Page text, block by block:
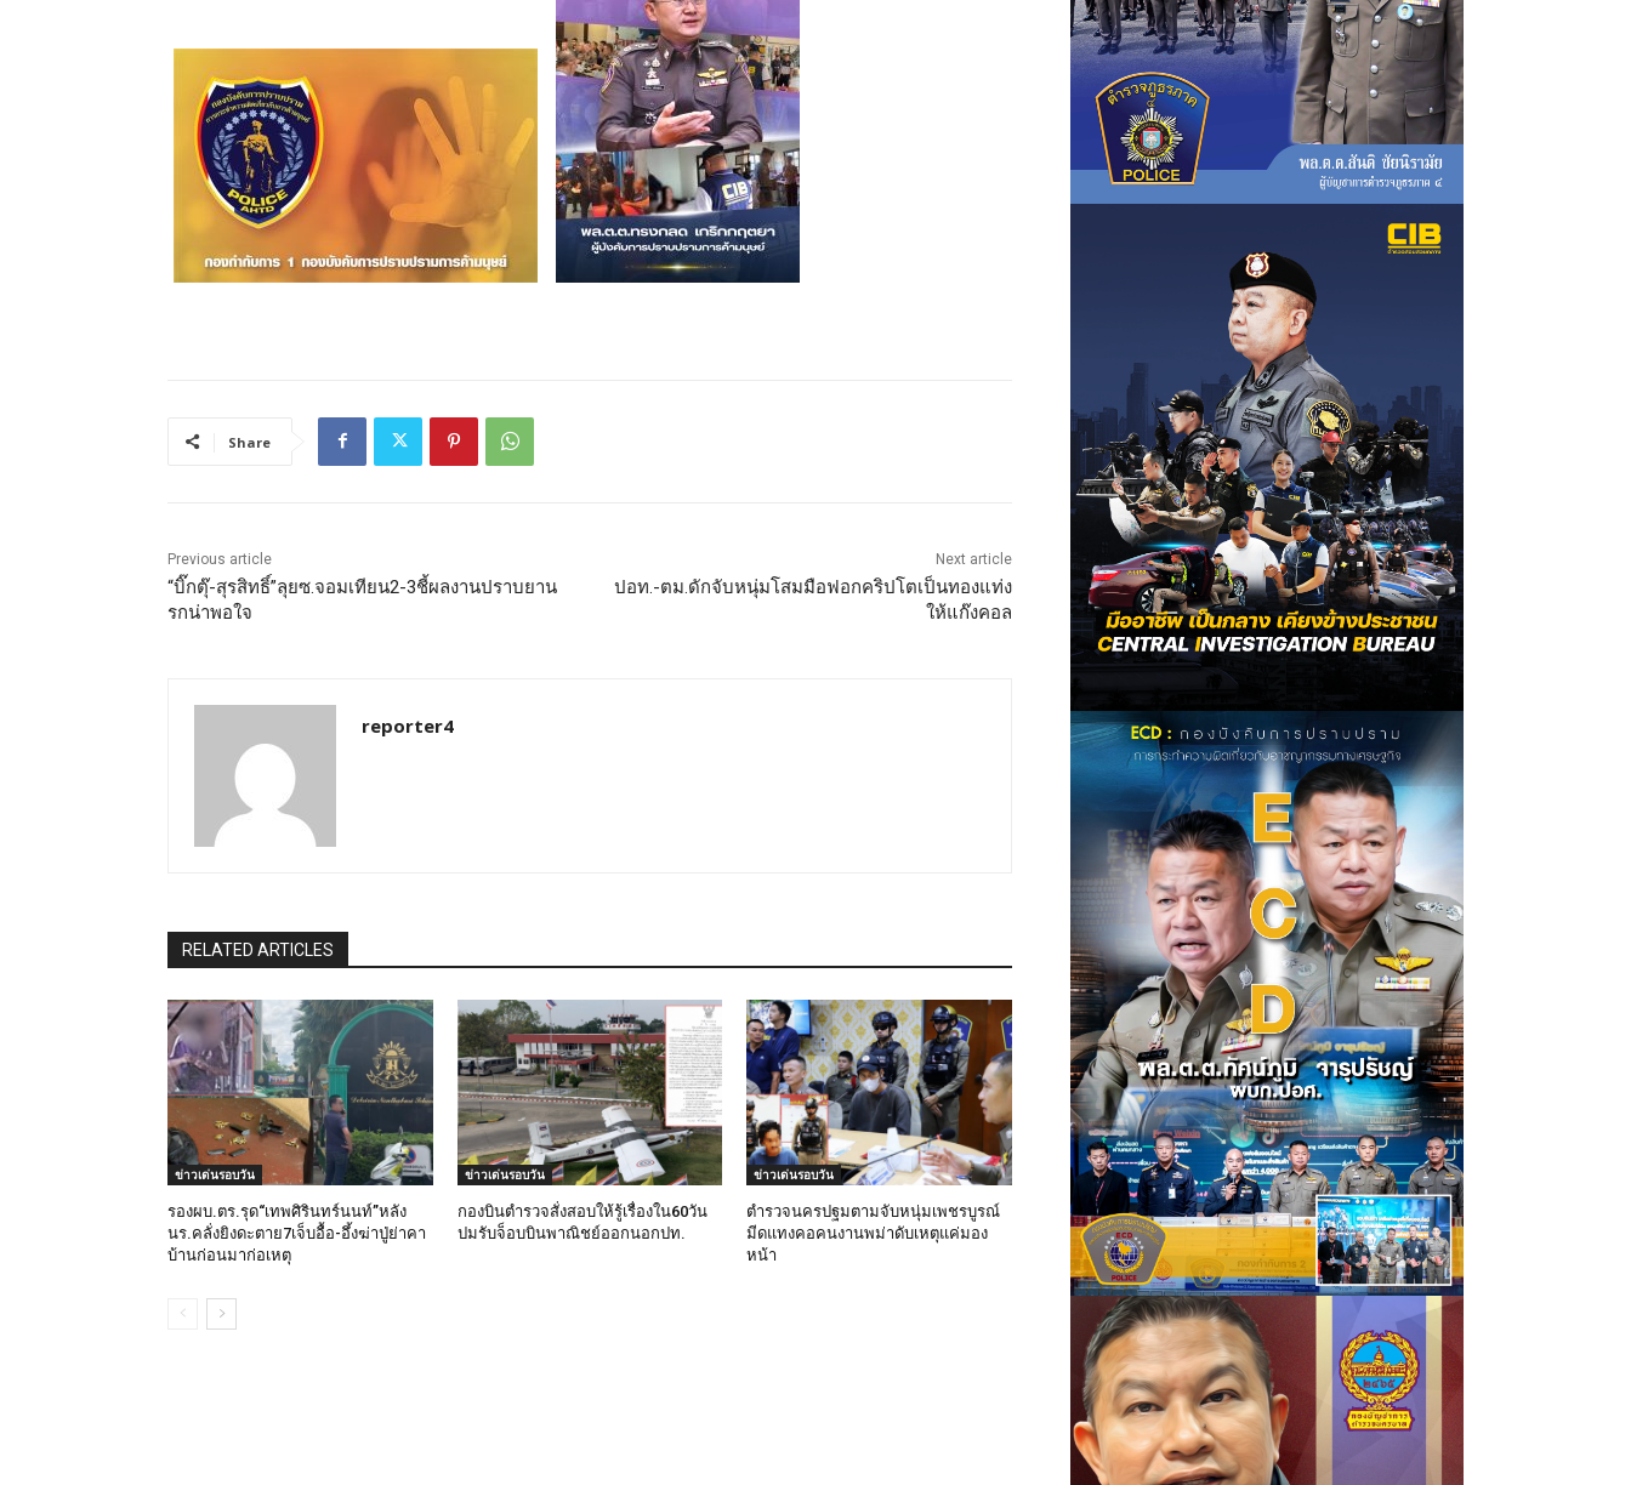
Share
Previous article
“บิ๊กตุ๊-สุรสิทธิ์”ลุยซ.จอมเทียน2-3ชี้ผลงานปราบยาน
รกน่าพอใจ
Next article
ปอท.-ตม.ดักจับหนุ่มโสมมือฟอกคริปโตเป็นทองแท่ง
ให้แก๊งคอล
reporter4
RELATED ARTICLES
ข่าวเด่นรอบวัน
รองผบ.ตร.รุด“เทพศิรินทร์นนท์”หลัง
นร.คลั่งยิงดะตาย7เจ็บอื้อ-อึ้งฆ่าปู่ย่าคา
บ้านก่อนมาก่อเหตุ
ข่าวเด่นรอบวัน
กองบินตำรวจสั่งสอบให้รู้เรื่องใน60วัน
ปมรับจ็อบบินพาณิชย์ออกนอกปท.
ข่าวเด่นรอบวัน
ตำรวจนครปฐมตามจับหนุ่มเพชรบูรณ์
มีดแทงคอคนงานพม่าดับเหตุแค่มอง
หน้า